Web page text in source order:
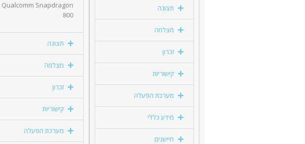
תצוגה
מצלמה
זכרון
קישוריות
מערכת הפעלה
מידע כללי
חיישנים
Qualcomm Snapdragon
800
תצוגה
מצלמה
זכרון
קישוריות
מערכת הפעלה